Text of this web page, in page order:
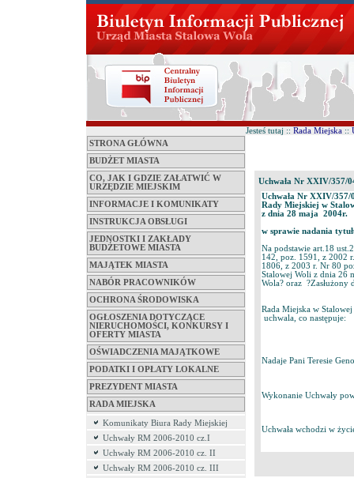
STRONA GŁÓWNA
BUDŻET MIASTA
CO, JAK I GDZIE ZAŁATWIĆ W
URZĘDZIE MIEJSKIM
INFORMACJE I KOMUNIKATY
INSTRUKCJA OBSŁUGI
JEDNOSTKI I ZAKŁADY
BUDŻETOWE MIASTA
MAJĄTEK MIASTA
NABÓR PRACOWNIKÓW
OCHRONA ŚRODOWISKA
OGŁOSZENIA DOTYCZĄCE
NIERUCHOMOŚCI, KONKURSY I
OFERTY MIASTA
OŚWIADCZENIA MAJĄTKOWE
PODATKI I OPŁATY LOKALNE
PREZYDENT MIASTA
RADA MIEJSKA
Komunikaty Biura Rady Miejskiej
Uchwały RM 2006-2010 cz.I
Uchwały RM 2006-2010 cz. II
Uchwały RM 2006-2010 cz. III
Jesteś tutaj :: Rada Miejska ::
Uchwała Nr XXIV/357/
Uchwała Nr XXIV/357/
Rady Miejskiej w
z dnia 28 maja 2004r.
w sprawie nadania
Na podstawie art.18
142, poz. 1591, z 2002
1806, z 2003 r. Nr 80
Stalowej Woli z dnia 26
Wola? oraz ?Zasłużony
Rada Miejska w
uchwala, co następuje:
Nadaje Pani Teresie
Wykonanie Uchwały
Uchwała wchodzi w